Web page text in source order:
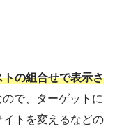
トの組合せで表示さ
で、ターゲットに
トを変えるなどの